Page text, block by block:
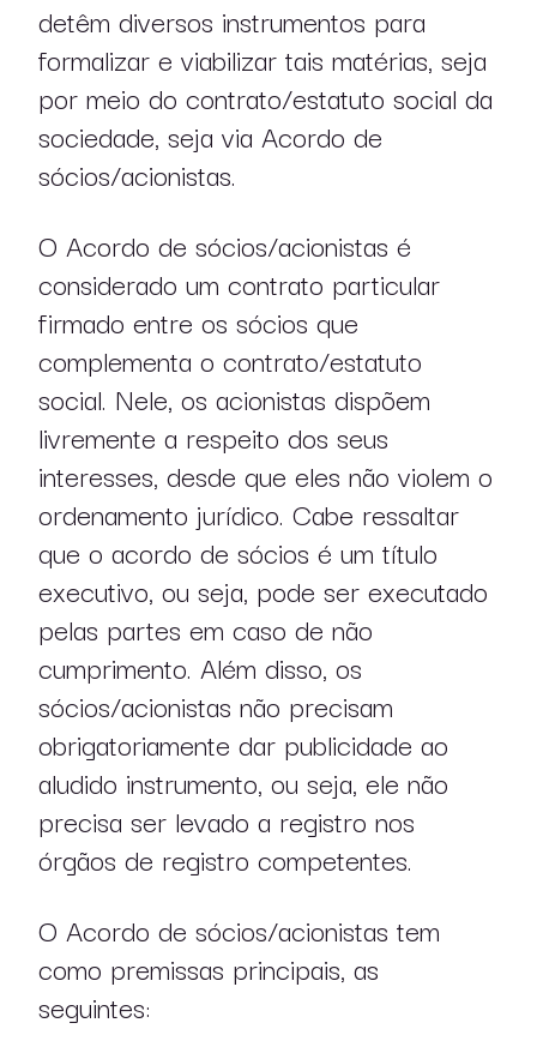
sobre nós
atuação
profissionais
publicações
detêm diversos instrumentos para
formalizar e viabilizar tais matérias, seja
por meio do contrato/estatuto social da
sociedade, seja via Acordo de
sócios/acionistas.
O Acordo de sócios/acionistas é
considerado um contrato particular
firmado entre os sócios que
complementa o contrato/estatuto
social. Nele, os acionistas dispõem
livremente a respeito dos seus
interesses, desde que eles não violem o
ordenamento jurídico. Cabe ressaltar
que o acordo de sócios é um título
executivo, ou seja, pode ser executado
pelas partes em caso de não
cumprimento. Além disso, os
sócios/acionistas não precisam
obrigatoriamente dar publicidade ao
aludido instrumento, ou seja, ele não
precisa ser levado a registro nos
órgãos de registro competentes.
O Acordo de sócios/acionistas tem
como premissas principais, as
seguintes: